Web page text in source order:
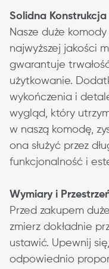
Solidna Konstrukcja
Nasze duże
najwyższej jakości
gwarantuje
użytkowanie.
wykończenia i
wygląd, który
w naszą komodę,
ona służyć przez
funkcjonalność i
Wymiary i
Przed zakupem
zmierz dokładnie
ustawić. Upewnij
odpowiednio